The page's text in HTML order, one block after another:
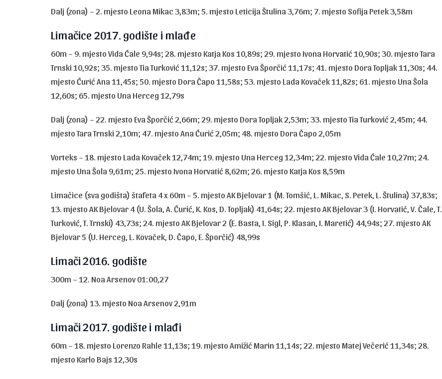
Dalj (zona) – 2. mjesto Leona Mikac 3,83m; 5. mjesto Leticija Štulina 3,76m; 7. mjesto Sofija Petek 3,58m
Limačice 2017. godište i mlađe
60m – 9. mjesto Vida Ćale 9,94s; 28. mjesto Katja Kos 10,89s; 29. mjesto Ivona Horvatić 10,90s; 30. mjesto Tara
Trnski 10,92s; 35. mjesto Tia Turković 11,12s; 37. mjesto Eva Šporčić 11,17s; 41. mjesto Dora Topljak 11,30s; 44.
mjesto Ćurić Ana 11,45s; 50. mjesto Dora Čapo 11,58s; 53. mjesto Lada Kovaček 11,82s; 61. mjesto Una Šola
12,60s; 65. mjesto Una Herceg 12,79s
Dalj (zona) – 22. mjesto Eva Šporčić 2,66m; 29. mjesto Dora Topljak 2,53m; 33. mjesto Tia Turković 2,45m; 44.
mjesto Tara Trnski 2,10m; 47. mjesto Ana Ćurić 2,05m; 48. mjesto Dora Čapo 2,05m
Vorteks – 18. mjesto Lada Kovaček 12,74m; 19. mjesto Una Herceg 12,34m; 22. mjesto Vida Ćale 10,27m; 24.
mjesto Una Šola 9,61m; 25. mjesto Ivona Horvatić 8,62m; 26. mjesto Katja Kos 8,59m
Limačice (sva godišta) štafeta 4 x 60m – 5. mjesto AK Bjelovar 1 (M. Tomšić, L. Mikac, S. Petek, L. Štulina) 37,83s;
13. mjesto AK Bjelovar 4 (U. Šola, A. Ćurić, K. Kos, D. Topljak) 41,64s; 22. mjesto AK Bjelovar 3 (I. Horvatić, V. Čale, T.
Turković, T. Trnski) 43,73s; 24. mjesto AK Bjelovar 2 (E. Basta, I. Sigl, P. Klasan, I. Maretić) 44,94s; 27. mjesto AK
Bjelovar 5 (U. Herceg, L. Kovaček, D. Čapo, E. Šporčić) 48,99s
Limači 2016. godište
300m – 12. Noa Arsenov 01:00,27
Dalj (zona) 13. mjesto Noa Arsenov 2,91m
Limači 2017. godište i mlađi
60m – 18. mjesto Lorenzo Rahle 11,13s; 19. mjesto Amižić Marin 11,14s; 22. mjesto Matej Večerić 11,34s; 28.
mjesto Karlo Bajs 12,30s